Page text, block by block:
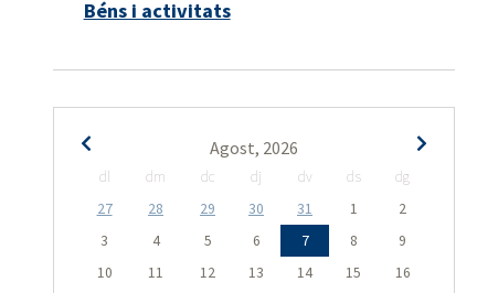
Béns i activitats
Agost, 2026
dl dm dc dj dv ds
dg
27
28 29 30 31 1
2
3
4 5 6 7 8
9
10
11 12 13 14 15
16